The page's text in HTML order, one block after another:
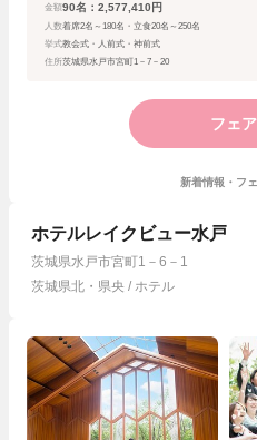
金額 90名：2,577,410円
人数着席2名～180名・立食20名～250名
挙式教会式・人前式・神前式
住所茨城県水戸市宮町1－7－20
フェ
新着情報・フ
ホテルレイクビュー水戸
茨城県水戸市宮町1－6－1
茨城県北・県央 / ホテル